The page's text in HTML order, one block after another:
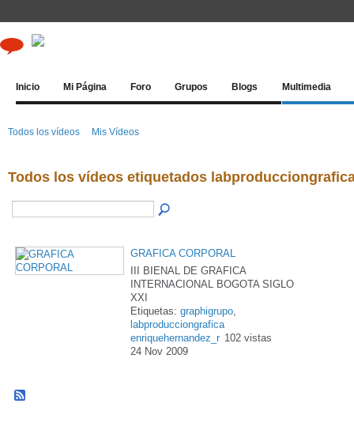
Inicio Mi Página Foro Grupos Blogs Multimedia
Todos los vídeos Mis Vídeos
Todos los vídeos etiquetados
GRAFICA CORPORAL
III BIENAL DE GRAFICA
INTERNACIONAL BOGOTA SIGLO
XXI
Etiquetas: graphigrupo,
labproducciongrafica
enriquehernandez_r
24 Nov 2009
102 vistas